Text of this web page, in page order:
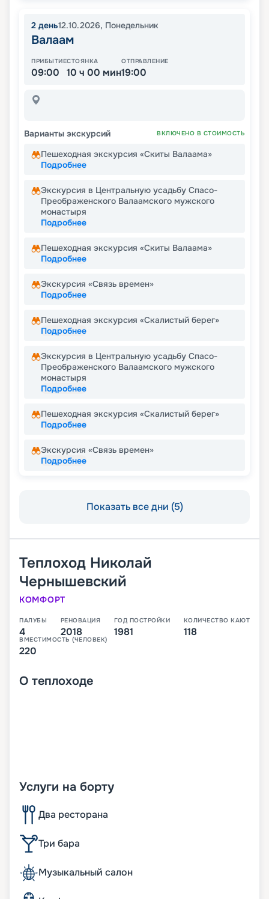
2 день12.10.2026, Понедельник
Валаам
ПРИБЫТИЕ
09:00
СТОЯНКА
10 ч 00 мин
ОТПРАВЛЕНИЕ
19:00
Варианты экскурсий ВКЛЮЧЕНО В СТОИМОСТЬ
Пешеходная экскурсия «Скиты Валаама»
Подробнее
Экскурсия в Центральную усадьбу Спасо-
Преображенского Валаамского мужского
монастыря
Подробнее
Пешеходная экскурсия «Скиты Валаама»
Подробнее
Экскурсия «Связь времен»
Подробнее
Пешеходная экскурсия «Скалистый берег»
Подробнее
Экскурсия в Центральную усадьбу Спасо-
Преображенского Валаамского мужского
монастыря
Подробнее
Пешеходная экскурсия «Скалистый берег»
Подробнее
Экскурсия «Связь времен»
Подробнее
Показать все дни (5)
Теплоход Николай
Чернышевский
КОМФОРТ
ПАЛУБЫ
4
РЕНОВАЦИЯ
2018
ГОД ПОСТРОЙКИ
1981
КОЛИЧЕСТВО КАЮТ
118
ВМЕСТИМОСТЬ (ЧЕЛОВЕК)
220
О теплоходе
Услуги на борту
Два ресторана
Три бара
Музыкальный салон